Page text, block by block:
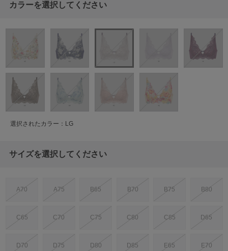
カラーを選択してください
選択されたカラー：LG
サイズを選択してください
A70 A75 B65 B70 B75 B80
C65 C70 C75 C80 C85 D65
D70 D75 D80 D85 E65 E70